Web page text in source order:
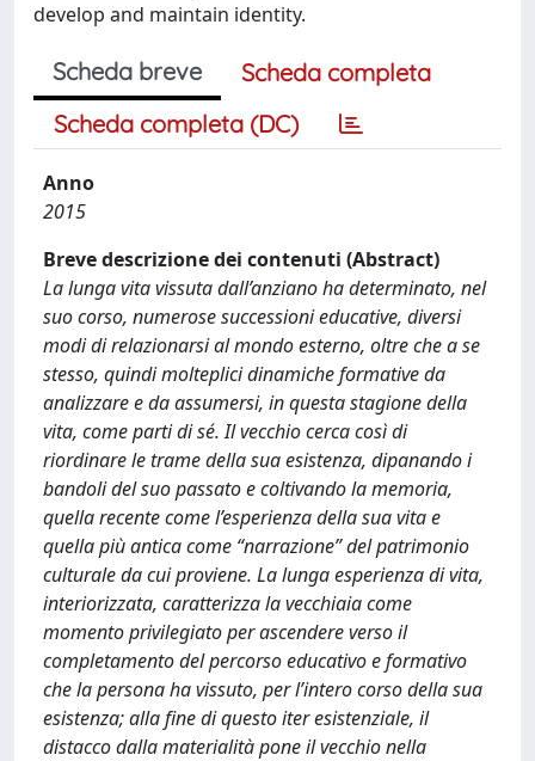
develop and maintain identity.
Scheda breve
Scheda completa
Scheda completa (DC)
Anno
2015
Breve descrizione dei contenuti (Abstract)
La lunga vita vissuta dall’anziano ha determinato, nel
suo corso, numerose successioni educative, diversi
modi di relazionarsi al mondo esterno, oltre che a se
stesso, quindi molteplici dinamiche formative da
analizzare e da assumersi, in questa stagione della
vita, come parti di sé. Il vecchio cerca così di
riordinare le trame della sua esistenza, dipanando i
bandoli del suo passato e coltivando la memoria,
quella recente come l’esperienza della sua vita e
quella più antica come “narrazione” del patrimonio
culturale da cui proviene. La lunga esperienza di vita,
interiorizzata, caratterizza la vecchiaia come
momento privilegiato per ascendere verso il
completamento del percorso educativo e formativo
che la persona ha vissuto, per l’intero corso della sua
esistenza; alla fine di questo iter esistenziale, il
distacco dalla materialità pone il vecchio nella